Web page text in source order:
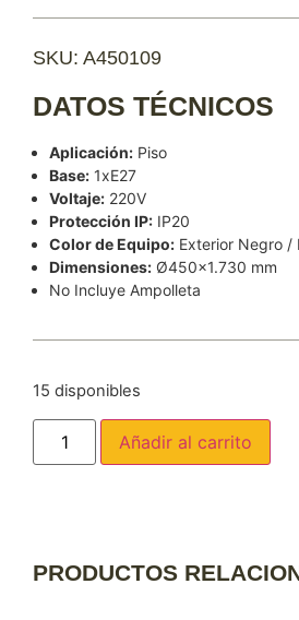
SKU: A450109
DATOS TÉCNICOS
Aplicación: Piso
Base: 1xE27
Voltaje: 220V
Protección IP: IP20
Color de Equipo: Exterior Negro /
Dimensiones: Ø450×1.730 mm
No Incluye Ampolleta
15 disponibles
Añadir al carrito
PRODUCTOS